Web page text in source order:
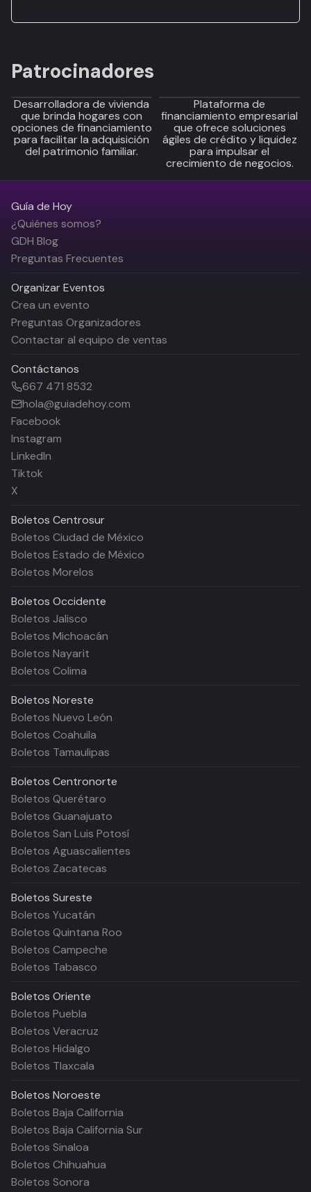
Patrocinadores
Desarrolladora de vivienda
que brinda hogares con
opciones de financiamiento
para facilitar la adquisición
del patrimonio familiar.
Plataforma de
financiamiento empresarial
que ofrece soluciones
ágiles de crédito y liquidez
para impulsar el
crecimiento de negocios.
Guía de Hoy
¿Quiénes somos?
GDH Blog
Preguntas Frecuentes
Organizar Eventos
Crea un evento
Preguntas Organizadores
Contactar al equipo de ventas
Contáctanos
667 471 8532
hola@guiadehoy.com
Facebook
Instagram
LinkedIn
Tiktok
X
Boletos Centrosur
Boletos Ciudad de México
Boletos Estado de México
Boletos Morelos
Boletos Occidente
Boletos Jalisco
Boletos Michoacán
Boletos Nayarit
Boletos Colima
Boletos Noreste
Boletos Nuevo León
Boletos Coahuila
Boletos Tamaulipas
Boletos Centronorte
Boletos Querétaro
Boletos Guanajuato
Boletos San Luis Potosí
Boletos Aguascalientes
Boletos Zacatecas
Boletos Sureste
Boletos Yucatán
Boletos Quintana Roo
Boletos Campeche
Boletos Tabasco
Boletos Oriente
Boletos Puebla
Boletos Veracruz
Boletos Hidalgo
Boletos Tlaxcala
Boletos Noroeste
Boletos Baja California
Boletos Baja California Sur
Boletos Sinaloa
Boletos Chihuahua
Boletos Sonora